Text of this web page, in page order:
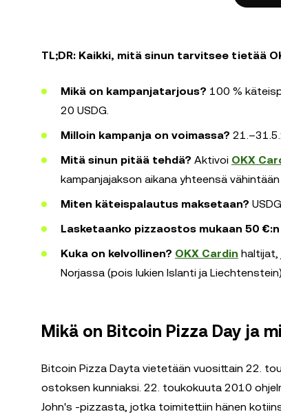
TL;DR: Kaikki, mitä sinun tarvitsee tietää
Mikä on kampanjatarjous? 100 %
20 USDG.
Milloin kampanja on voimassa?
Mitä sinun pitää tehdä? Aktivoi OKX
kampanjajakson aikana yhteensä vähintään
Miten käteispalautus maksetaan?
Lasketaanko pizzaostos mukaan 50
Kuka on kelvollinen? OKX Cardin haltijat,
Norjassa (pois lukien Islanti ja Liechtenstein)
Mikä on Bitcoin Pizza Day ja
Bitcoin Pizza Dayta vietetään vuosittain 22.
ostoksen kunniaksi. 22. toukokuuta 2010
John's -pizzasta, jotka toimitettiin hänen